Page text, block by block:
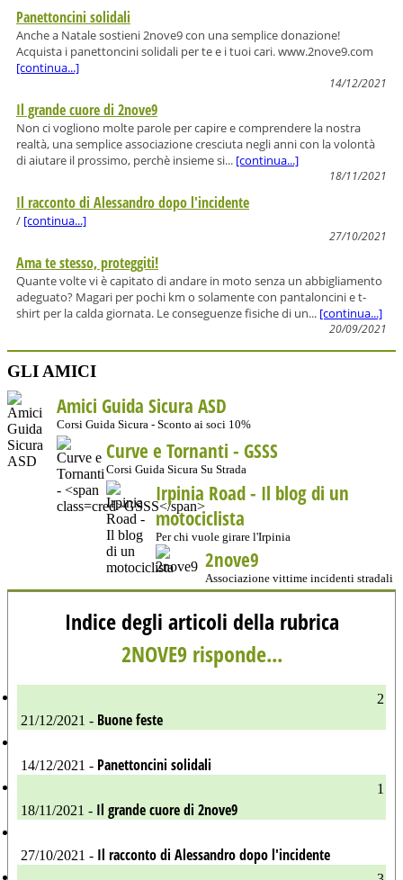
Panettoncini solidali
Anche a Natale sostieni 2nove9 con una semplice donazione!
Acquista i panettoncini solidali per te e i tuoi cari. www.2nove9.com
[continua...]
14/12/2021
Il grande cuore di 2nove9
Non ci vogliono molte parole per capire e comprendere la nostra
realtà, una semplice associazione cresciuta negli anni con la volontà
di aiutare il prossimo, perchè insieme si... [continua...]
18/11/2021
Il racconto di Alessandro dopo l'incidente
/ [continua...]
27/10/2021
Ama te stesso, proteggiti!
Quante volte vi è capitato di andare in moto senza un abbigliamento
adeguato? Magari per pochi km o solamente con pantaloncini e t-
shirt per la calda giornata. Le conseguenze fisiche di un... [continua...]
20/09/2021
GLI AMICI
Amici Guida Sicura ASD
Corsi Guida Sicura - Sconto ai soci 10%
Curve e Tornanti - GSSS
Corsi Guida Sicura Su Strada
Irpinia Road - Il blog di un
motociclista
Per chi vuole girare l'Irpinia
2nove9
Associazione vittime incidenti stradali
Indice degli articoli della rubrica
2NOVE9 risponde...
2
21/12/2021 - Buone feste
14/12/2021 - Panettoncini solidali
1
18/11/2021 - Il grande cuore di 2nove9
27/10/2021 - Il racconto di Alessandro dopo l'incidente